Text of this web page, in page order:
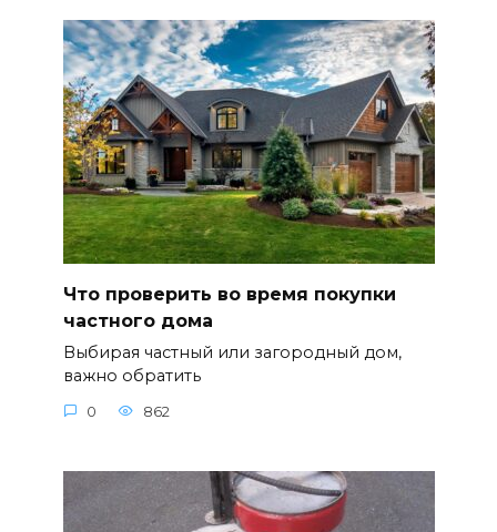
Что проверить во время покупки
частного дома
Выбирая частный или загородный дом,
важно обратить
0 862